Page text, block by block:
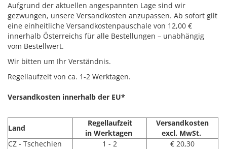
Aufgrund der aktuellen angespannten Lage sind wir
gezwungen, unsere Versandkosten anzupassen. Ab sofort gilt
eine einheitliche Versandkostenpauschale von 12,00 €
innerhalb Österreichs für alle Bestellungen – unabhängig
vom Bestellwert.
Wir bitten um Ihr Verständnis.
Regellaufzeit von ca. 1-2 Werktagen.
Versandkosten innerhalb der EU*
Land
Regellaufzeit
in Werktagen
Versandkosten
excl. MwSt.
CZ - Tschechien
1 - 2
€ 20,30